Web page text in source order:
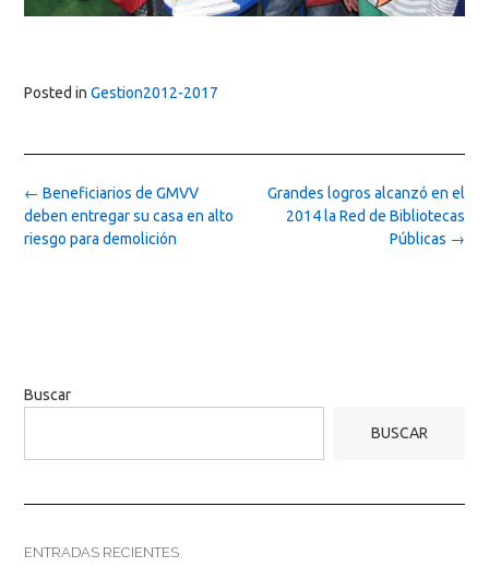
Posted in Gestion2012-2017
Post
navigation
Grandes logros alcanzó en el
2014 la Red de Bibliotecas
Públicas →
← Beneficiarios de GMVV
deben entregar su casa en alto
riesgo para demolición
Buscar
BUSCAR
ENTRADAS RECIENTES